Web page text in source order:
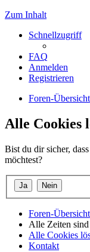
Zum Inhalt
Schnellzugriff
FAQ
Anmelden
Registrieren
Foren-Übersicht
Alle Cookies
Bist du dir sicher,
möchtest?
Foren-Übersicht
Alle Zeiten sind
Alle Cookies
Kontakt